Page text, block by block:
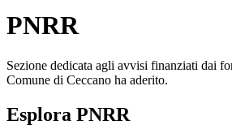
PNRR
Sezione dedicata agli avvisi finanziati dai
Comune di Ceccano ha aderito.
Esplora PNRR